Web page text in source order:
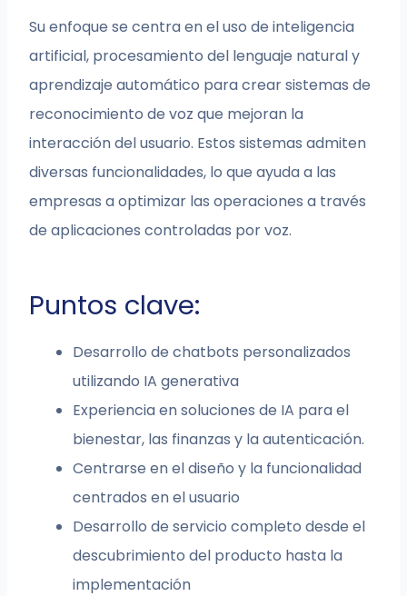
Su enfoque se centra en el uso de inteligencia
artificial, procesamiento del lenguaje natural y
aprendizaje automático para crear sistemas de
reconocimiento de voz que mejoran la
interacción del usuario. Estos sistemas admiten
diversas funcionalidades, lo que ayuda a las
empresas a optimizar las operaciones a través
de aplicaciones controladas por voz.
Puntos clave:
Desarrollo de chatbots personalizados
utilizando IA generativa
Experiencia en soluciones de IA para el
bienestar, las finanzas y la autenticación.
Centrarse en el diseño y la funcionalidad
centrados en el usuario
Desarrollo de servicio completo desde el
descubrimiento del producto hasta la
implementación